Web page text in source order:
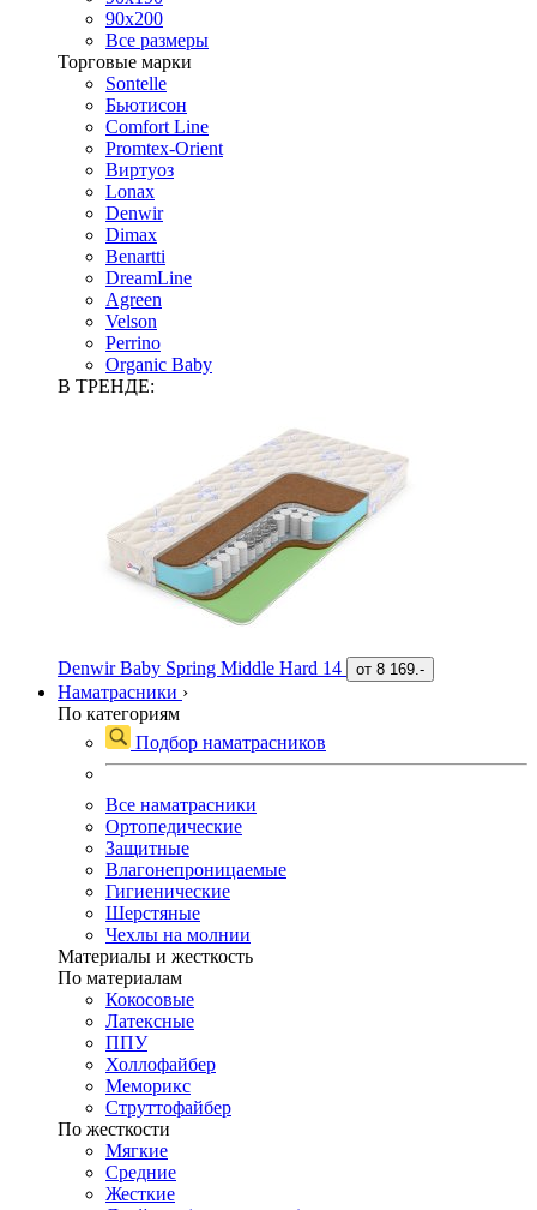
90х200
Все размеры
Торговые марки
Sontelle
Бьютисон
Comfort Line
Promtex-Orient
Виртуоз
Lonax
Denwir
Dimax
Benartti
DreamLine
Agreen
Velson
Perrino
Organic Baby
В ТРЕНДЕ:
Denwir Baby Spring Middle Hard 14 от 8 169.-
Наматрасники ›
По категориям
Подбор наматрасников
Все наматрасники
Ортопедические
Защитные
Влагонепроницаемые
Гигиенические
Шерстяные
Чехлы на молнии
Материалы и жесткость
По материалам
Кокосовые
Латексные
ППУ
Холлофайбер
Меморикс
Струттофайбер
По жесткости
Мягкие
Средние
Жесткие